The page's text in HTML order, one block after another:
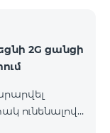
2G ցանցի
ունենալով